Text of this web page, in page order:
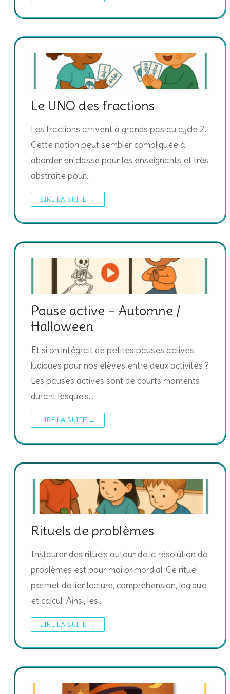
Le UNO des fractions
Les fractions arrivent à grands pas au cycle 2.
Cette notion peut sembler compliquée à
aborder en classe pour les enseignants et très
abstraite pour…
LIRE LA SUITE →
Pause active – Automne /
Halloween
Et si on intégrait de petites pauses actives
ludiques pour nos élèves entre deux activités ?
Les pauses actives sont de courts moments
durant lesquels…
LIRE LA SUITE →
Rituels de problèmes
Instaurer des rituels autour de la résolution de
problèmes est pour moi primordial. Ce rituel
permet de lier lecture, compréhension, logique
et calcul. Ainsi, les…
LIRE LA SUITE →